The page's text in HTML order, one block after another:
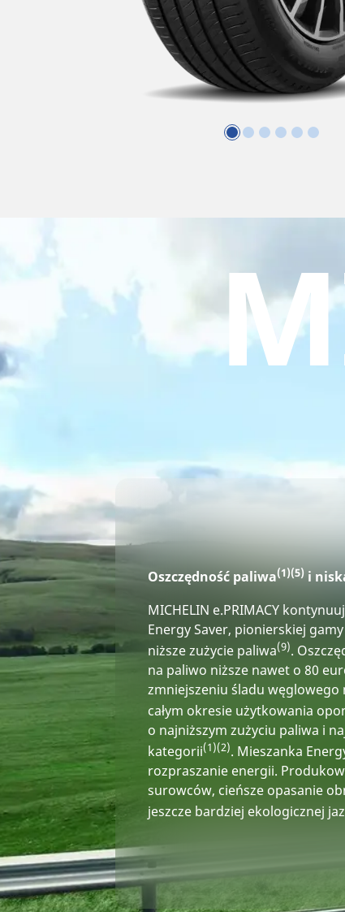
Oszczędność paliwa(1)(5) i
MICHELIN e.PRIMACY
Energy Saver, pionierskiej
niższe zużycie paliwa(9).
na paliwo niższe nawet o 80
zmniejszeniu śladu węglowego
całym okresie użytkowania
o najniższym zużyciu paliwa i
kategorii(1)(2). Mieszanka
rozpraszanie energii.
surowców, cieńsze opasanie
jeszcze bardziej ekologicznej